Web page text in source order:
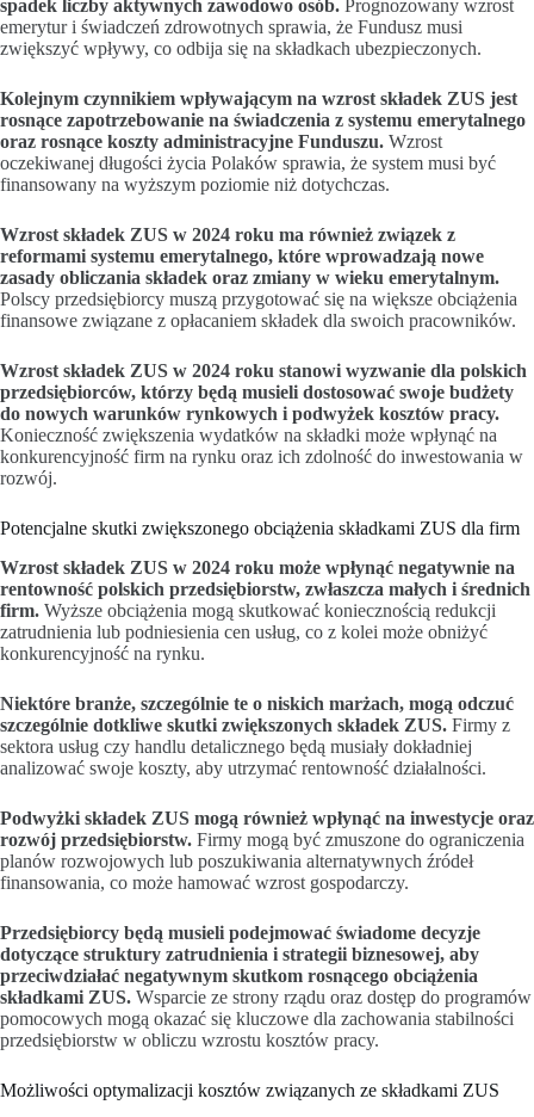
spadek liczby aktywnych zawodowo osób. Prognozowany wzrost
emerytur i świadczeń zdrowotnych sprawia, że Fundusz musi
zwiększyć wpływy, co odbija się na składkach ubezpieczonych.
Kolejnym czynnikiem wpływającym na wzrost składek ZUS jest
rosnące zapotrzebowanie na świadczenia z systemu emerytalnego
oraz rosnące koszty administracyjne Funduszu. Wzrost
oczekiwanej długości życia Polaków sprawia, że system musi być
finansowany na wyższym poziomie niż dotychczas.
Wzrost składek ZUS w 2024 roku ma również związek z
reformami systemu emerytalnego, które wprowadzają nowe
zasady obliczania składek oraz zmiany w wieku emerytalnym.
Polscy przedsiębiorcy muszą przygotować się na większe obciążenia
finansowe związane z opłacaniem składek dla swoich pracowników.
Wzrost składek ZUS w 2024 roku stanowi wyzwanie dla polskich
przedsiębiorców, którzy będą musieli dostosować swoje budżety
do nowych warunków rynkowych i podwyżek kosztów pracy.
Konieczność zwiększenia wydatków na składki może wpłynąć na
konkurencyjność firm na rynku oraz ich zdolność do inwestowania w
rozwój.
Potencjalne skutki zwiększonego obciążenia składkami ZUS dla firm
Wzrost składek ZUS w 2024 roku może wpłynąć negatywnie na
rentowność polskich przedsiębiorstw, zwłaszcza małych i średnich
firm. Wyższe obciążenia mogą skutkować koniecznością redukcji
zatrudnienia lub podniesienia cen usług, co z kolei może obniżyć
konkurencyjność na rynku.
Niektóre branże, szczególnie te o niskich marżach, mogą odczuć
szczególnie dotkliwe skutki zwiększonych składek ZUS. Firmy z
sektora usług czy handlu detalicznego będą musiały dokładniej
analizować swoje koszty, aby utrzymać rentowność działalności.
Podwyżki składek ZUS mogą również wpłynąć na inwestycje oraz
rozwój przedsiębiorstw. Firmy mogą być zmuszone do ograniczenia
planów rozwojowych lub poszukiwania alternatywnych źródeł
finansowania, co może hamować wzrost gospodarczy.
Przedsiębiorcy będą musieli podejmować świadome decyzje
dotyczące struktury zatrudnienia i strategii biznesowej, aby
przeciwdziałać negatywnym skutkom rosnącego obciążenia
składkami ZUS. Wsparcie ze strony rządu oraz dostęp do programów
pomocowych mogą okazać się kluczowe dla zachowania stabilności
przedsiębiorstw w obliczu wzrostu kosztów pracy.
Możliwości optymalizacji kosztów związanych ze składkami ZUS